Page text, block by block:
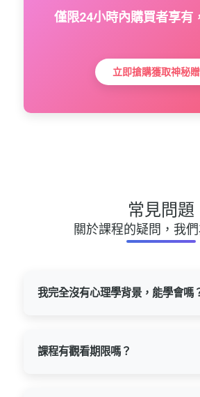
僅限24小時內購買者享有
立即搶購獲取神秘
常見問題
關於課程的疑問，我
我完全沒有心理學背景，能學會嗎
複雜概念轉化為簡單易懂的
升級」、「演員導演論」，
課程有觀看期限嗎？